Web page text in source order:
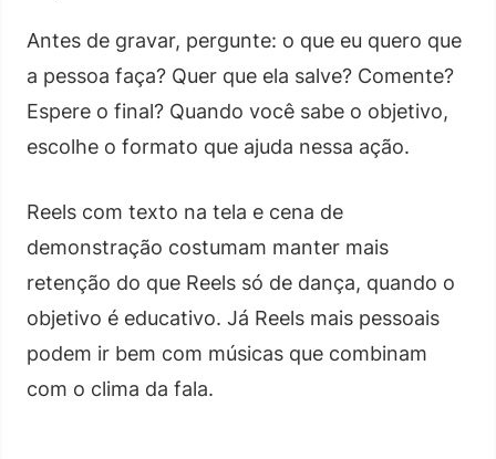
Antes de gravar, pergunte: o que eu quero que
a pessoa faça? Quer que ela salve? Comente?
Espere o final? Quando você sabe o objetivo,
escolhe o formato que ajuda nessa ação.
Reels com texto na tela e cena de
demonstração costumam manter mais
retenção do que Reels só de dança, quando o
objetivo é educativo. Já Reels mais pessoais
podem ir bem com músicas que combinam
com o clima da fala.